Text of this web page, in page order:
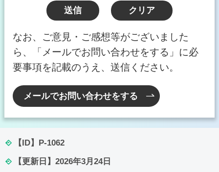
なお、ご意見・ご感想等がございました
ら、「メールでお問い合わせをする」に必
要事項を記載のうえ、送信ください。
メールでお問い合わせをする
【ID】 P-1062
【更新日】 2026年3月24日